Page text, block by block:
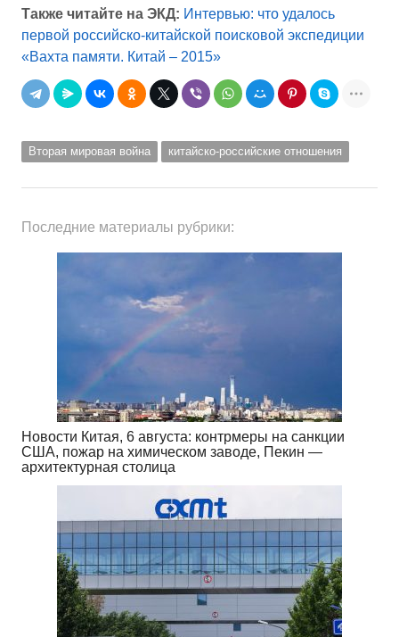
Также читайте на ЭКД: Интервью: что удалось
первой российско-китайской поисковой экспедиции
«Вахта памяти. Китай – 2015»
Вторая мировая война китайско-российские отношения
Последние материалы рубрики:
Новости Китая, 6 августа: контрмеры на санкции
США, пожар на химическом заводе, Пекин —
архитектурная столица